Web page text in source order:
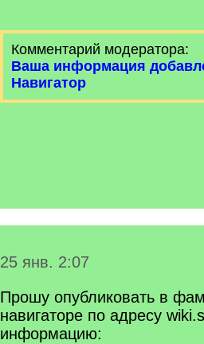
Комментарий модератора:
Ваша информация
Навигатор
25 янв. 2:07
Прошу опубликовать в
навигаторе по адресу
информацию: